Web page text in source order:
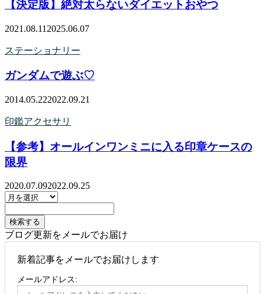
【決定版】絶対太らないダイエットおやつ
2021.08.11 2025.06.07
ステーショナリー
ガンダムで遊ぶ♡
2014.05.222022.09.21
印鑑アクセサリ
【参考】オールインワンミニに入る印章ケースの
限界
2020.07.092022.09.25
ブログ更新をメールでお届け
新着記事をメールでお届けします
メールアドレス: